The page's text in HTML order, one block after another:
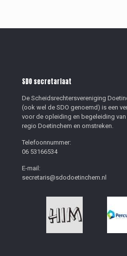
SDO secretariaat
De Scheidsrechtersvereniging
(ook wel de SDO genoemd) is een
voor de opleiding en begeleiding
regio Doetinchem en omstreken.
Telefoonnummer:
06 53166534
E-mail:
secretaris@sdodoetinchem.nl